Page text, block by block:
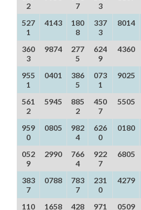
2
7
3
527
1
4143
180
8
337
3
8014
360
3
9874
277
5
624
9
4360
955
1
0401
386
5
073
1
9025
561
2
5945
885
2
450
7
5505
959
0
0805
982
4
626
0
0180
052
9
2990
766
4
922
7
6805
383
7
0788
783
7
231
0
4279
110
1658
428
971
0509